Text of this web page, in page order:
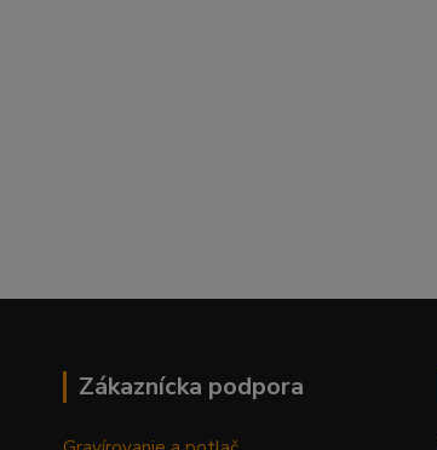
Zákaznícka podpora